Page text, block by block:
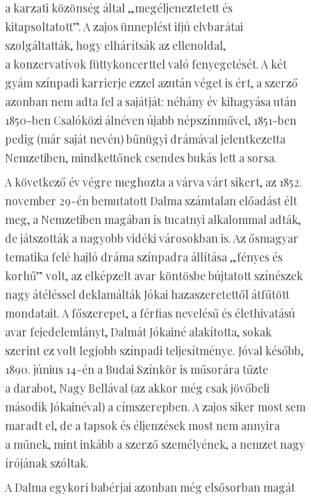
a karzati közönség által „megéljeneztetett és
kitapsoltatott”. A zajos ünneplést ifjú elvbarátai
szolgáltatták, hogy elhárítsák az ellenoldal,
a konzervatívok füttykoncerttel való fenyegetését. A két
gyám színpadi karrierje ezzel azután véget is ért, a szerző
azonban nem adta fel a sajátját: néhány év kihagyása után
1850-ben Csalóközi álnéven újabb népszínművel, 1851-ben
pedig (már saját nevén) bűnügyi drámával jelentkezetta
Nemzetiben, mindkettőnek csendes bukás lett a sorsa.
A következő év végre meghozta a várva várt sikert, az 1852.
november 29-én bemutatott Dalma számtalan előadást élt
meg, a Nemzetiben magában is tucatnyi alkalommal adták,
de játszották a nagyobb vidéki városokban is. Az ősmagyar
tematika felé hajló dráma színpadra állítása „fényes és
korhű” volt, az elképzelt avar köntösbe bújtatott színészek
nagy átéléssel deklamálták Jókai hazaszeretettől átfűtött
mondatait. A főszerepet, a férfias nevelésű és élethivatású
avar fejedelemlányt, Dalmát Jókainé alakította, sokak
szerint ez volt legjobb színpadi teljesítménye. Jóval később,
1890. június 14-én a Budai Színkör is műsorára tűzte
a darabot, Nagy Bellával (az akkor még csak jövőbeli
második Jókainéval) a címszerepben. A zajos siker most sem
maradt el, de a tapsok és éljenzések most nem annyira
a műnek, mint inkább a szerző személyének, a nemzet nagy
írójának szóltak.
A Dalma egykori babérjai azonban még elsősorban magát